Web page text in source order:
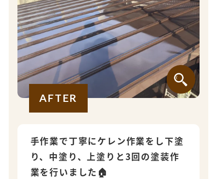
AFTER
手作業で丁寧にケレン作業をし下塗
り、中塗り、上塗りと3回の塗装作
業を行いました🏠